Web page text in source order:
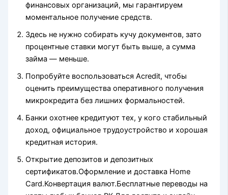
финансовых организаций, мы гарантируем
моментальное получение средств.
Здесь не нужно собирать кучу документов, зато
процентные ставки могут быть выше, а сумма
займа — меньше.
Попробуйте воспользоваться Acredit, чтобы
оценить преимущества оперативного получения
микрокредита без лишних формальностей.
Банки охотнее кредитуют тех, у кого стабильный
доход, официальное трудоустройство и хорошая
кредитная история.
Открытие депозитов и депозитных
сертификатов.Оформление и доставка Home
Card.Конвертация валют.Бесплатные переводы на